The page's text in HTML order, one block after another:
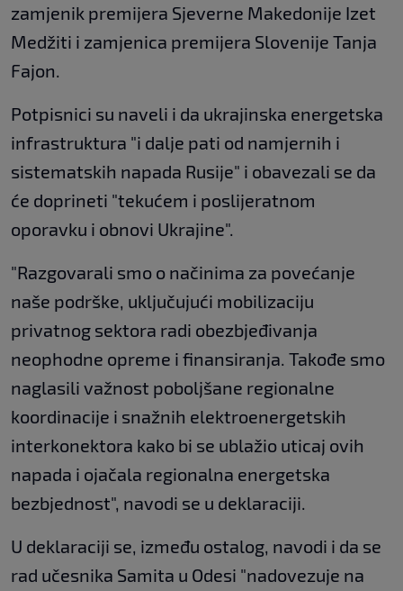
zamjenik premijera Sjeverne Makedonije Izet
Medžiti i zamjenica premijera Slovenije Tanja
Fajon.
Potpisnici su naveli i da ukrajinska energetska
infrastruktura "i dalje pati od namjernih i
sistematskih napada Rusije" i obavezali se da
će doprineti "tekućem i poslijeratnom
oporavku i obnovi Ukrajine".
"Razgovarali smo o načinima za povećanje
naše podrške, uključujući mobilizaciju
privatnog sektora radi obezbjeđivanja
neophodne opreme i finansiranja. Takođe smo
naglasili važnost poboljšane regionalne
koordinacije i snažnih elektroenergetskih
interkonektora kako bi se ublažio uticaj ovih
napada i ojačala regionalna energetska
bezbjednost", navodi se u deklaraciji.
U deklaraciji se, između ostalog, navodi i da se
rad učesnika Samita u Odesi "nadovezuje na